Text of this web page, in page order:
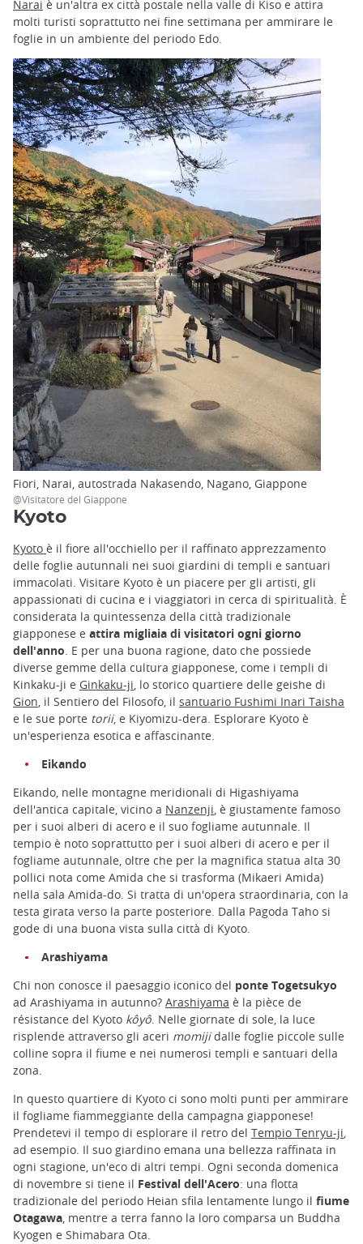
Narai è un'altra ex città postale nella valle di Kiso e attira
molti turisti soprattutto nei fine settimana per ammirare le
foglie in un ambiente del periodo Edo.
Fiori, Narai, autostrada Nakasendo, Nagano, Giappone
@Visitatore del Giappone
Kyoto
Kyoto è il fiore all'occhiello per il raffinato apprezzamento
delle foglie autunnali nei suoi giardini di templi e santuari
immacolati. Visitare Kyoto è un piacere per gli artisti, gli
appassionati di cucina e i viaggiatori in cerca di spiritualità. È
considerata la quintessenza della città tradizionale
giapponese e attira migliaia di visitatori ogni giorno
dell'anno . E per una buona ragione, dato che possiede
diverse gemme della cultura giapponese, come i templi di
Kinkaku-ji e Ginkaku-ji , lo storico quartiere delle geishe di
Gion , il Sentiero del Filosofo, il santuario Fushimi Inari Taisha
e le sue porte torii, e Kiyomizu-dera. Esplorare Kyoto è
un'esperienza esotica e affascinante.
Eikando
Eikando, nelle montagne meridionali di Higashiyama
dell'antica capitale, vicino a Nanzenji, è giustamente famoso
per i suoi alberi di acero e il suo fogliame autunnale. Il
tempio è noto soprattutto per i suoi alberi di acero e per il
fogliame autunnale, oltre che per la magnifica statua alta 30
pollici nota come Amida che si trasforma (Mikaeri Amida)
nella sala Amida-do. Si tratta di un'opera straordinaria, con la
testa girata verso la parte posteriore. Dalla Pagoda Taho si
gode di una buona vista sulla città di Kyoto.
Arashiyama
Chi non conosce il paesaggio iconico del ponte Togetsukyo
ad Arashiyama in autunno? Arashiyama è la pièce de
résistance del Kyoto kôyô. Nelle giornate di sole, la luce
risplende attraverso gli aceri momijidalle foglie piccole sulle
colline sopra il fiume e nei numerosi templi e santuari della
zona.
In questo quartiere di Kyoto ci sono molti punti per ammirare
il fogliame fiammeggiante della campagna giapponese!
Prendetevi il tempo di esplorare il retro del Tempio Tenryu-ji,
ad esempio. Il suo giardino emana una bellezza raffinata in
ogni stagione, un'eco di altri tempi. Ogni seconda domenica
di novembre si tiene il Festival dell'Acero: una flotta
tradizionale del periodo Heian sfila lentamente lungo il fiume
Otagawa, mentre a terra fanno la loro comparsa un Buddha
Kyogen e Shimabara Ota.